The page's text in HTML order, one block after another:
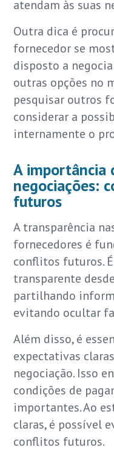
atendam às suas
Outra dica é
fornecedor se
disposto a
outras opções no
pesquisar outros
considerar a
internamente o
A importância
negociações:
futuros
A transparência
fornecedores é
conflitos futuros.
transparente
partilhando
evitando ocultar
Além disso, é
expectativas
negociação. Isso
condições de
importantes. Ao
claras, é possível
conflitos futuros.